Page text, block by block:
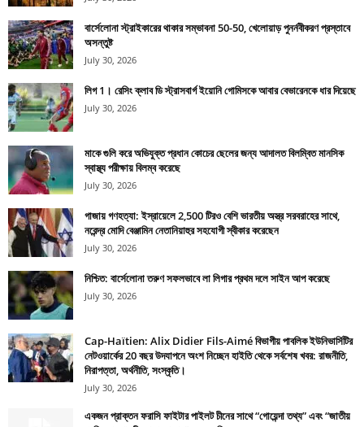
বার্সেলোনা স্ট্রাইকারের থাকার সম্ভাবনা 50-50, খেলোয়াড় পুনর্নবীকরণ প্রস্তাবে
অসন্তুষ্ট
July 30, 2026
লিগ 1। রেসিং ক্লাব ডি স্ট্রাসবার্গ ইয়োনি গোমিসকে আবার বেভারেনকে ধার দিয়েছে
July 30, 2026
মাকে গুলি করে অভিযুক্ত প্রধান কোচের ছেলের জন্য আদালত বিলম্বিত মানসিক
স্বাস্থ্য পরীক্ষায় বিলম্ব করেছে
July 30, 2026
গাজায় গণহত্যা: ইস্রায়েলে 2,500 টিরও বেশি ভারতীয় অস্ত্র সরবরাহের সাথে,
নরেন্দ্র মোদি বেঞ্জামিন নেতানিয়াহুর সহযোগী স্বীকার করেছেন
July 30, 2026
নিশ্চিত: বার্সেলোনা তরুণ সফলভাবে লা লিগার প্রথম দলে সাইন আপ করেছে
July 30, 2026
Cap-Haïtien: Alix Didier Fils-Aimé বিভাগীয় পাবলিক ইউনিভার্সিটির
নেটওয়ার্কের 20 বছর উদযাপনে অংশ নিচ্ছেন হাইতি থেকে সর্বশেষ খবর: রাজনীতি,
নিরাপত্তা, অর্থনীতি, সংস্কৃতি।
July 30, 2026
একজন প্রাক্তন ফরাসি ফাইটার পাইলট চীনের সাথে “গোয়েন্দা তথ্য” এবং “জাতীয়